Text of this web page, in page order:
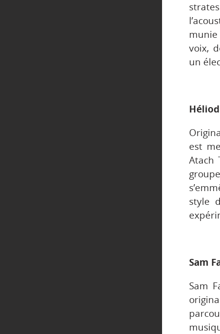
voix,
un
est
Atach
style
Sam
Sam